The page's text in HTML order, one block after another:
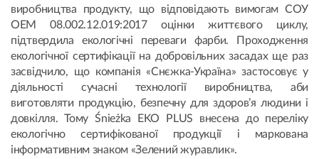
виробництва продукту, що відповідають вимогам COУ
ОЕМ 08.002.12.019:2017 оцінки життєвого циклу,
підтвердила екологічні переваги фарби. Проходження
екологічної сертифікації на добровільних засадах ще раз
засвідчило, що компанія «Снєжка-Україна» застосовує у
діяльності сучасні технології виробництва, аби
виготовляти продукцію, безпечну для здоров’я людини і
довкілля. Тому Śnieżka EKO PLUS внесена до переліку
екологічно сертифікованої продукції і маркована
інформативним знаком «Зелений журавлик».